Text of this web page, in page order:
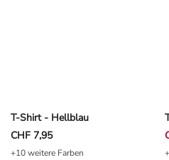
T-Shirt - Hellblau
CHF 7,95
+10 weitere Farben